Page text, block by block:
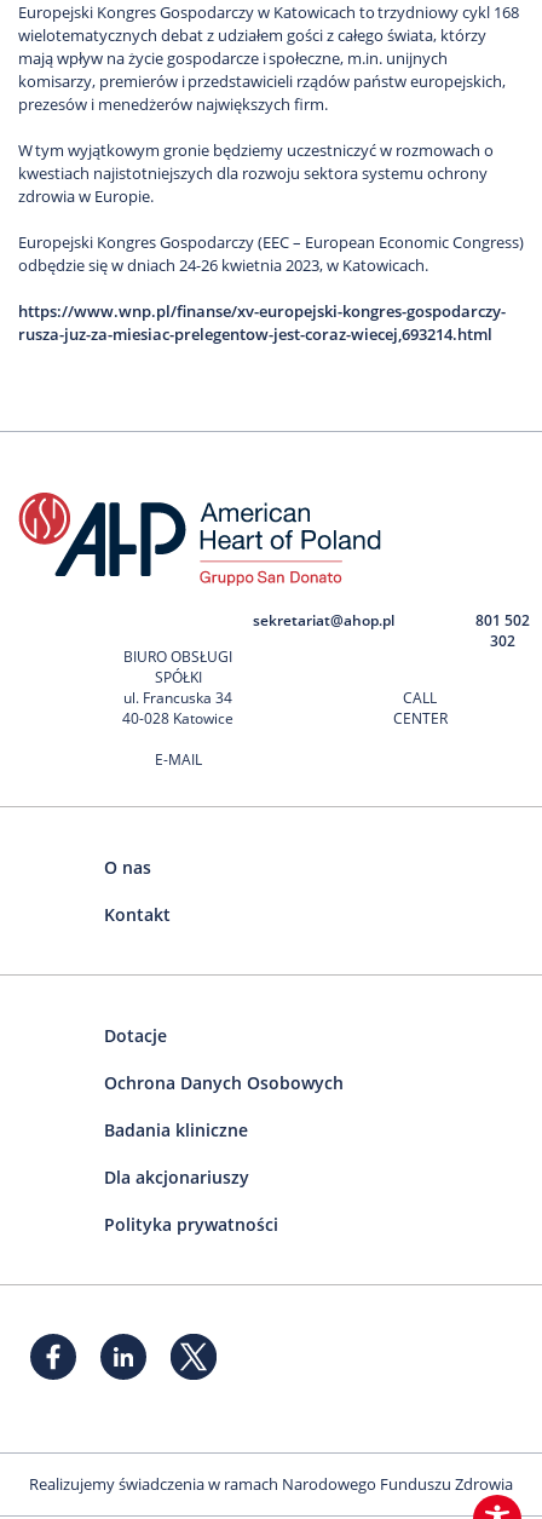
Europejski Kongres Gospodarczy w Katowicach to trzydniowy cykl 168
wielotematycznych debat z udziałem gości z całego świata, którzy
mają wpływ na życie gospodarcze i społeczne, m.in. unijnych
komisarzy, premierów i przedstawicieli rządów państw europejskich,
prezesów i menedżerów największych firm.
W tym wyjątkowym gronie będziemy uczestniczyć w rozmowach o
kwestiach najistotniejszych dla rozwoju sektora systemu ochrony
zdrowia w Europie.
Europejski Kongres Gospodarczy (EEC – European Economic Congress)
odbędzie się w dniach 24-26 kwietnia 2023, w Katowicach.
https://www.wnp.pl/finanse/xv-europejski-kongres-gospodarczy-
rusza-juz-za-miesiac-prelegentow-jest-coraz-wiecej,693214.html
BIURO OBSŁUGI
SPÓŁKI
ul. Francuska 34
40-028 Katowice
E-MAIL
sekretariat@ahop.pl
CALL
CENTER
801 502
302
O nas
Kontakt
Dotacje
Ochrona Danych Osobowych
Badania kliniczne
Dla akcjonariuszy
Polityka prywatności
Realizujemy świadczenia w ramach Narodowego Funduszu Zdrowia